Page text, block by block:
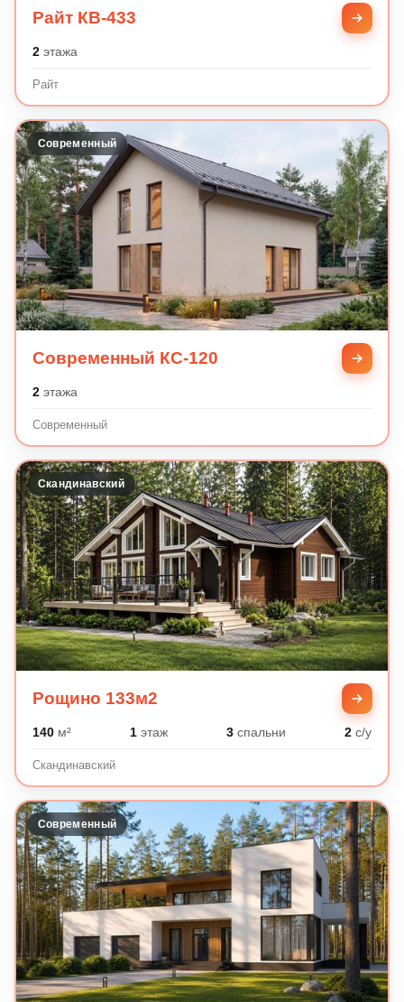
Райт КВ-433
2этажа
Райт
Современный
Современный КС-120
2этажа
Современный
Скандинавский
Рощино 133м2
140м² 1этаж 3 спальни 2 с/у
Скандинавский
Современный